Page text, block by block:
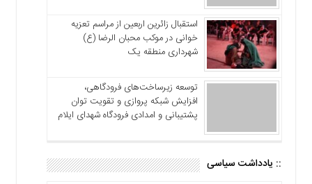
استقبال زائرین اربعین از مراسم تعزیه
خوانی در موکب محبان الرضا (ع)
شهرداری منطقه یک
توسعه زیرساخت‌های فرودگاهی،
افزایش شبکه پروازی و تقویت توان
پشتیبانی و امدادی فرودگاه شهدای ایلام
:: یادداشت سیاسی